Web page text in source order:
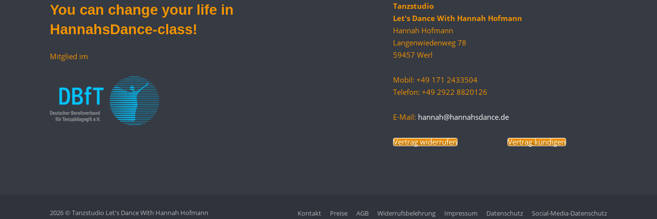
You can change your life in
HannahsDance-class!
Mitglied im
Tanzstudio
Let's Dance With Hannah Hofmann
Hannah Hofmann
Langenwiedenweg 78
59457 Werl
Mobil: +49 171 2433504
Telefon: +49 2922 8820126
E-Mail: hannah@hannahsdance.de
Vertrag widerrufen Vertrag kündigen
2026 © Tanzstudio Let's Dance With Hannah Hofmann Kontakt Preise AGB Widerrufsbelehrung Impressum Datenschutz Social-Media-Datenschutz